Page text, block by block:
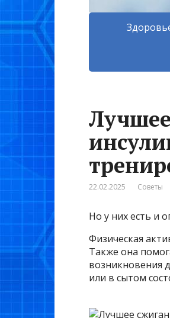
22.02.2025 Советы
Но у них есть и
Физическая
Также она
возникновения
или в сытом